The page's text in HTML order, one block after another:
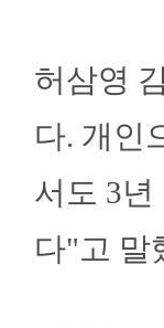
허삼영
다. 개인
서도 3
다"고 말